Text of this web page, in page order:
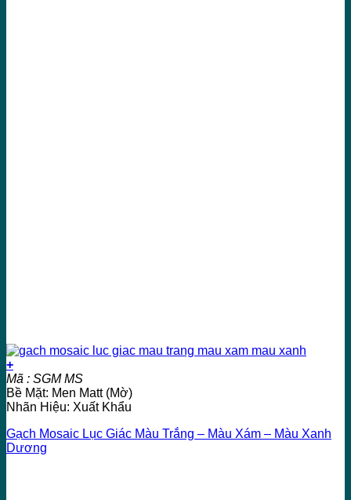
+
Mã : SGM MS
Bề Mặt: Men Matt (Mờ)
Nhãn Hiệu: Xuất Khẩu
Gạch Mosaic Lục Giác Màu Trắng – Màu Xám – Màu Xanh
Dương